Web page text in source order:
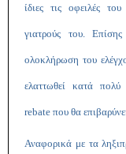
ίδιες τις οφειλές
γιατρούς του.
ολοκλήρωση του
ελαττωθεί κατά
rebate που θα
Αναφορικά με τα